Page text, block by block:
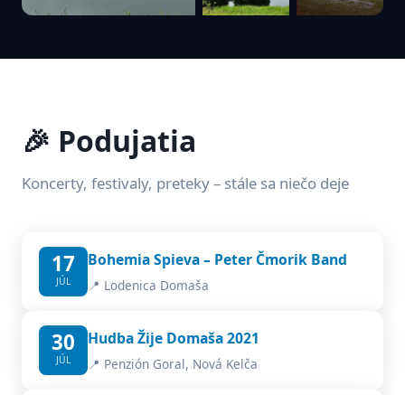
🎉 Podujatia
Koncerty, festivaly, preteky – stále sa niečo deje
17
JÚL
Bohemia Spieva – Peter Čmorik Band
📍 Lodenica Domaša
30
JÚL
Hudba Žije Domaša 2021
📍 Penzión Goral, Nová Kelča